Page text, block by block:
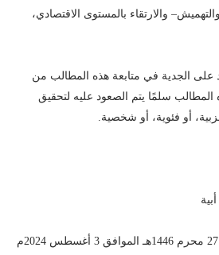
والارتقاء بالمستوى الاقتصادي،
الجدية في متابعة هذه المطالب من
سلمًا يتم الصعود عليه لتحقيق
أو فئوية، أو شخصية.